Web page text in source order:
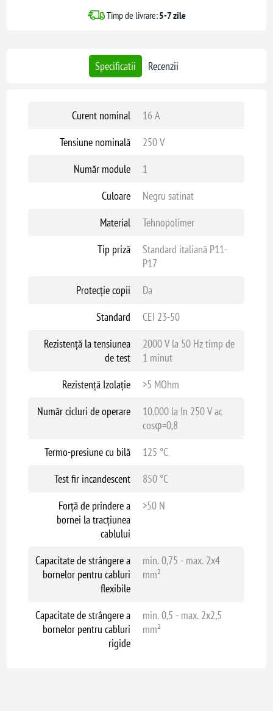
Timp de livrare:5-7 zile
Specificatii Recenzii
Curent nominal
16 A
Tensiune nominală
250 V
Număr module
1
Culoare
Negru satinat
Material
Tehnopolimer
Tip priză
Standard italiană P11-
P17
Protecție copii
Da
Standard
CEI 23-50
Rezistență la tensiunea
de test
2000 V la 50 Hz timp de
1 minut
Rezistență Izolație
>5 MOhm
Număr cicluri de operare
10.000 la In 250 V ac
cosφ=0,8
Termo-presiune cu bilă
125 °C
Test fir incandescent
850 °C
Forță de prindere a
bornei la tracțiunea
cablului
>50 N
Capacitate de strângere a
bornelor pentru cabluri
flexibile
min. 0,75 - max. 2x4
mm²
Capacitate de strângere a
bornelor pentru cabluri
rigide
min. 0,5 - max. 2x2,5
mm²